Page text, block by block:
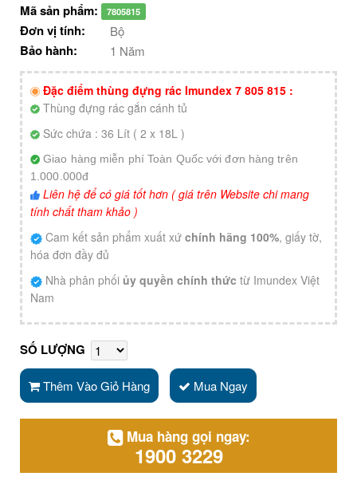
Mã sản phẩm:
7805815
Đơn vị tính: Bộ
Bảo hành: 1 Năm
Đặc điểm thùng đựng rác Imundex 7 805 815 :
Thùng đựng rác gắn cánh tủ
Sức chứa : 36 Lít ( 2 x 18L )
Giao hàng miễn phí Toàn Quốc với đơn hàng trên
1.000.000đ
Liên hệ để có giá tốt hơn ( giá trên Website chi mang
tính chất tham khảo )
Cam kết sản phẩm xuất xứ chính hãng 100%, giấy tờ,
hóa đơn đầy đủ
Nhà phân phối ủy quyền chính thức từ Imundex Việt
Nam
SỐ LƯỢNG
Thêm Vào Giỏ Hàng Mua Ngay
Mua hàng gọi ngay:
1900 3229